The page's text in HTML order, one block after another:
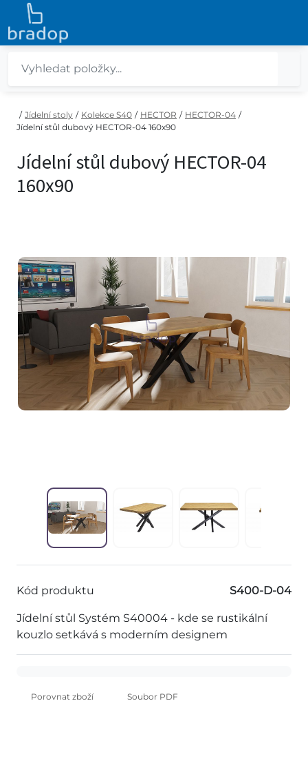
/ Jídelní stoly / Kolekce S40 / HECTOR / HECTOR-04 /
Jídelní stůl dubový HECTOR-04 160x90
Jídelní stůl dubový HECTOR-04
160x90
Kód produktu S400-D-04
Jídelní stůl Systém S40004 - kde se rustikální
kouzlo setkává s moderním designem
Porovnat zboží Soubor PDF